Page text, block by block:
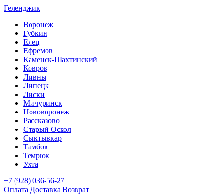
Геленджик
Воронеж
Губкин
Елец
Ефремов
Каменск-Шахтинский
Ковров
Ливны
Липецк
Лиски
Мичуринск
Нововоронеж
Рассказово
Старый Оскол
Сыктывкар
Тамбов
Темрюк
Ухта
+7 (928) 036-56-27
Оплата Доставка Возврат